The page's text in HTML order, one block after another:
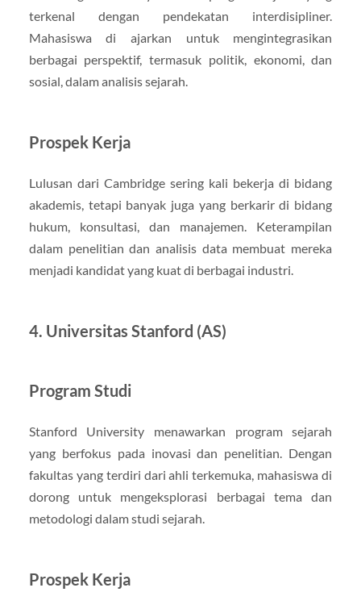
terkenal dengan pendekatan interdisipliner.
Mahasiswa di ajarkan untuk mengintegrasikan
berbagai perspektif, termasuk politik, ekonomi, dan
sosial, dalam analisis sejarah.
Prospek Kerja
Lulusan dari Cambridge sering kali bekerja di bidang
akademis, tetapi banyak juga yang berkarir di bidang
hukum, konsultasi, dan manajemen. Keterampilan
dalam penelitian dan analisis data membuat mereka
menjadi kandidat yang kuat di berbagai industri.
4. Universitas Stanford (AS)
Program Studi
Stanford University menawarkan program sejarah
yang berfokus pada inovasi dan penelitian. Dengan
fakultas yang terdiri dari ahli terkemuka, mahasiswa di
dorong untuk mengeksplorasi berbagai tema dan
metodologi dalam studi sejarah.
Prospek Kerja